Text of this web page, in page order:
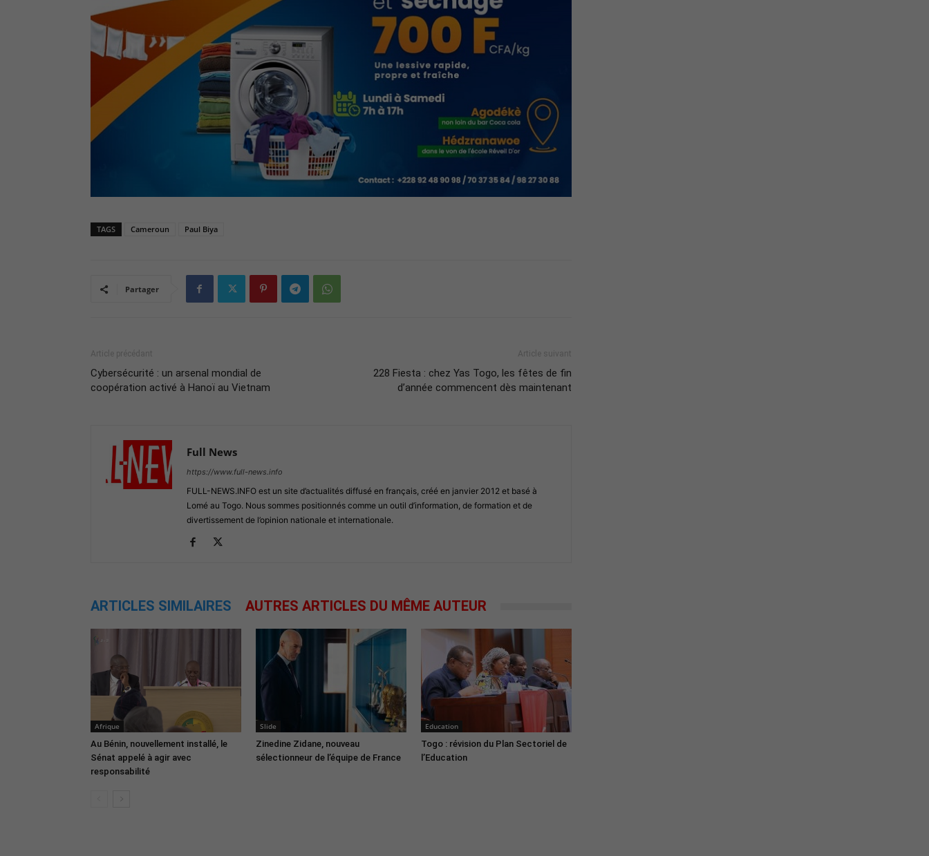
TAGS Cameroun Paul Biya
Partager
Article précédant
Cybersécurité : un arsenal mondial de
coopération activé à Hanoï au Vietnam
Article suivant
228 Fiesta : chez Yas Togo, les fêtes de fin
d’année commencent dès maintenant
Full News
https://www.full-news.info
FULL-NEWS.INFO est un site d’actualités diffusé en français, créé en janvier 2012 et basé à
Lomé au Togo. Nous sommes positionnés comme un outil d’information, de formation et de
divertissement de l’opinion nationale et internationale.
ARTICLES SIMILAIRES AUTRES ARTICLES DU MÊME AUTEUR
Afrique
Au Bénin, nouvellement installé, le
Sénat appelé à agir avec
responsabilité
Slide
Zinedine Zidane, nouveau
sélectionneur de l’équipe de France
Education
Togo : révision du Plan Sectoriel de
l’Education